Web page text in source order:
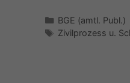
Kategorien
BGE (amtl. Publ.)
Schlagwörter
Zivilprozess u.